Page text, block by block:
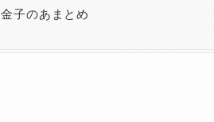
金子のあまとめ